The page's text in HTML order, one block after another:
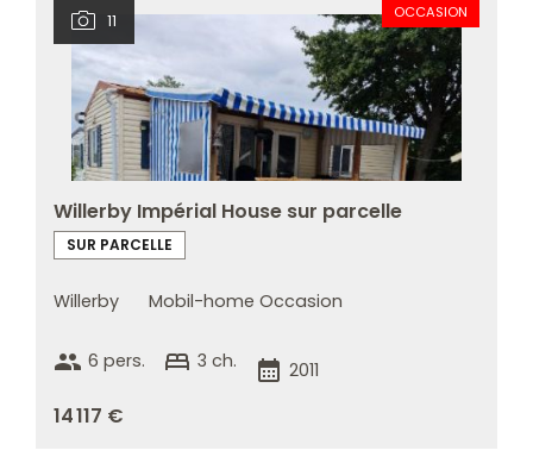
11 OCCASION
Willerby Impérial House sur parcelle
SUR PARCELLE
Willerby Mobil-home Occasion
group 6 pers. bed 3 ch. calendar_month 2011
14 117 €